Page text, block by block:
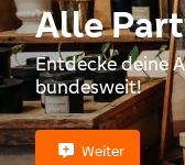
Alle
Entdecke deine
bundesweit!
Weiter